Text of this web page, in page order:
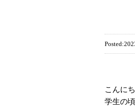
こんに
学生の